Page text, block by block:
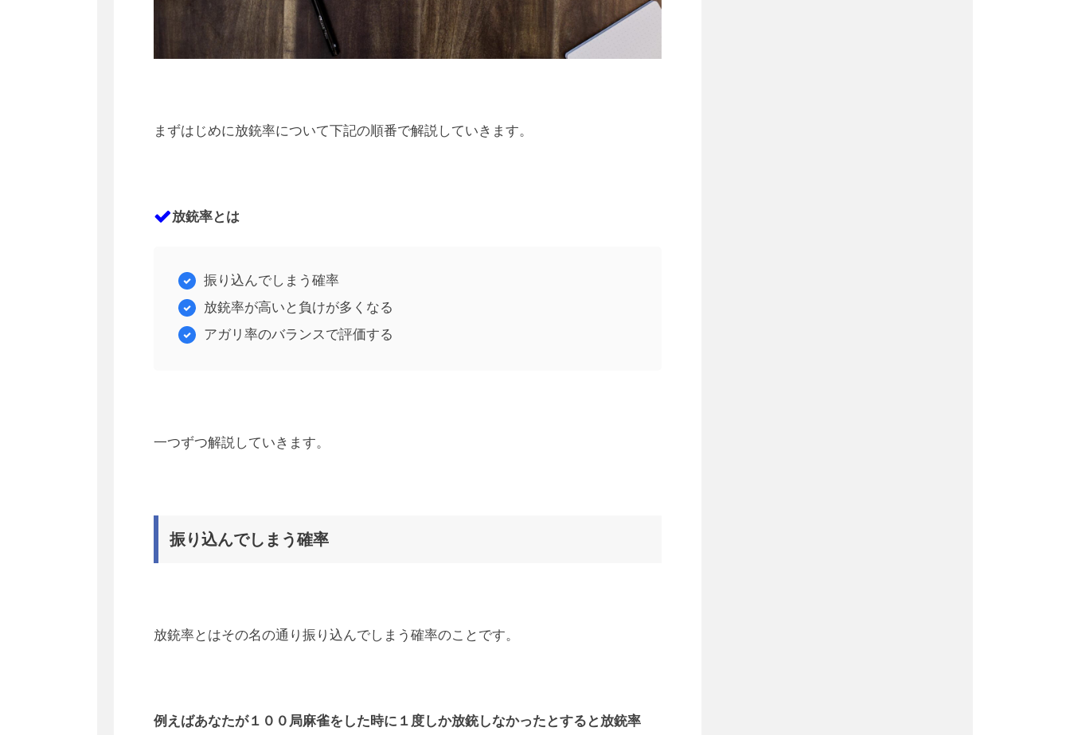
まずはじめに放銃率について下記の順番で解説していきます。
放銃率とは
振り込んでしまう確率
放銃率が高いと負けが多くなる
アガリ率のバランスで評価する
一つずつ解説していきます。
振り込んでしまう確率
放銃率とはその名の通り振り込んでしまう確率のことです。
例えばあなたが１００局麻雀をした時に１度しか放銃しなかったとすると放銃率